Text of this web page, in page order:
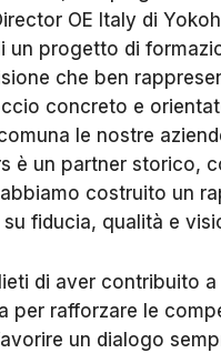
OE Italy di
un progetto di
che ben
concreto e
le nostre
è un partner storico,
costruito un
fiducia, qualità e
di aver contribuito
per rafforzare le
un dialogo